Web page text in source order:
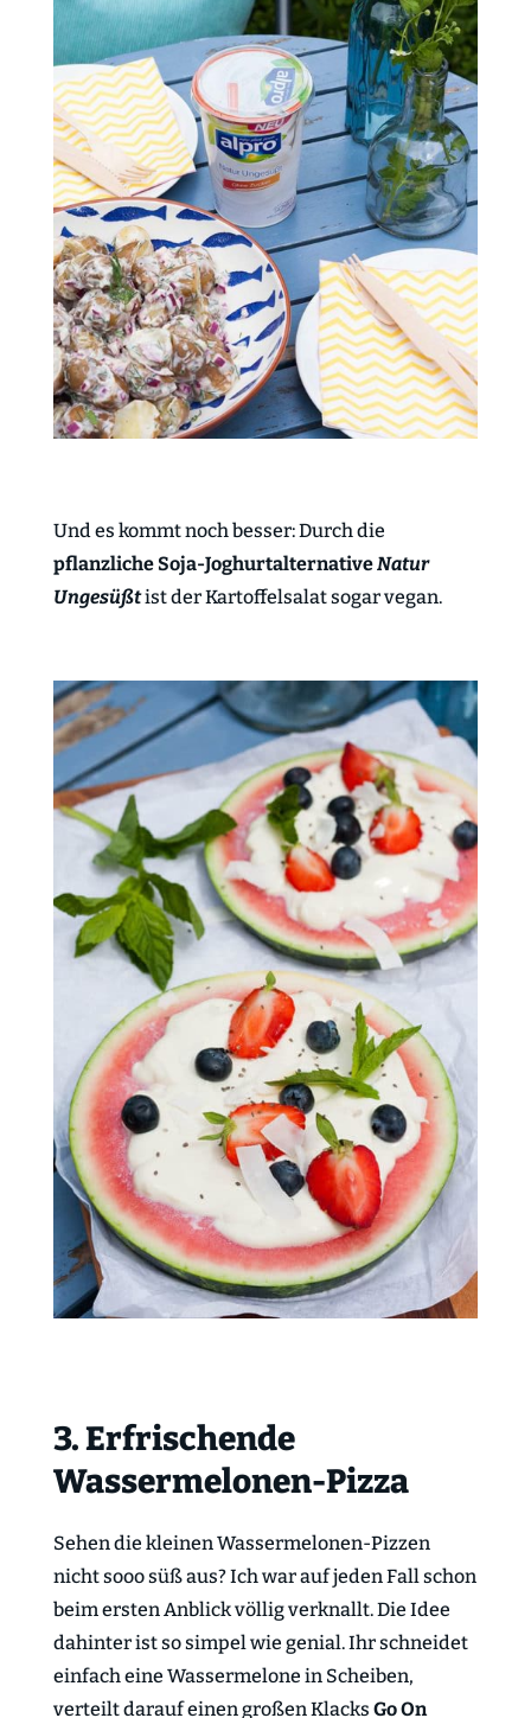
Und es kommt noch besser: Durch die
pflanzliche Soja-JoghurtalternativeNatur
Ungesüßtist der Kartoffelsalat sogar vegan.
3. Erfrischende
Wassermelonen-Pizza
Sehen die kleinen Wassermelonen-Pizzen
nicht sooo süß aus? Ich war auf jeden Fall schon
beim ersten Anblick völlig verknallt. Die Idee
dahinter ist so simpel wie genial. Ihr schneidet
einfach eine Wassermelone in Scheiben,
verteilt darauf einen großen Klacks Go On